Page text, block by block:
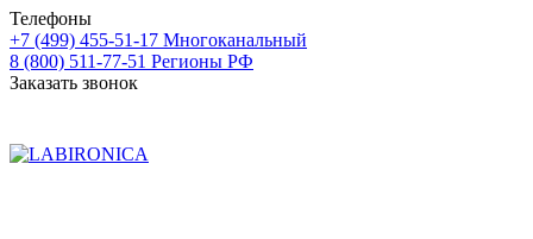
Телефоны
+7 (499) 455-51-17 Многоканальный
8 (800) 511-77-51 Регионы РФ
Заказать звонок